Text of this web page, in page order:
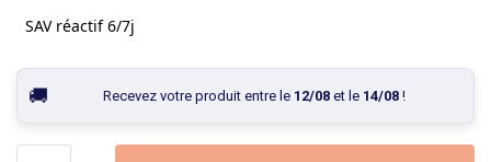
SAV réactif 6/7j
Recevez votre produit entre le 12/08et le 14/08!